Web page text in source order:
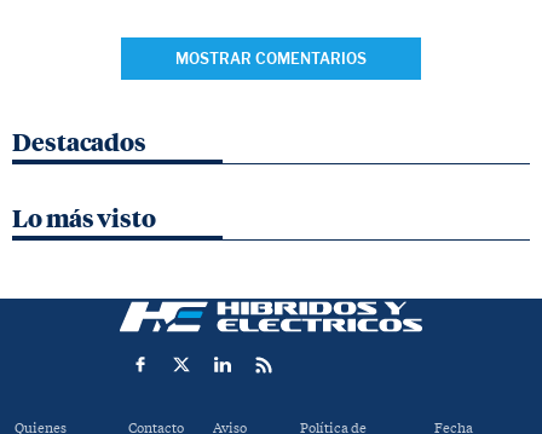
MOSTRAR COMENTARIOS
Destacados
Lo más visto
Quienes Contacto Aviso Política de Fecha